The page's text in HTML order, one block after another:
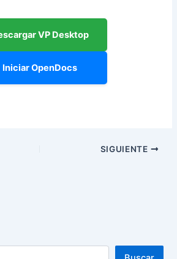
VP Desktop
Iniciar OpenDocs
SIGUIENTE